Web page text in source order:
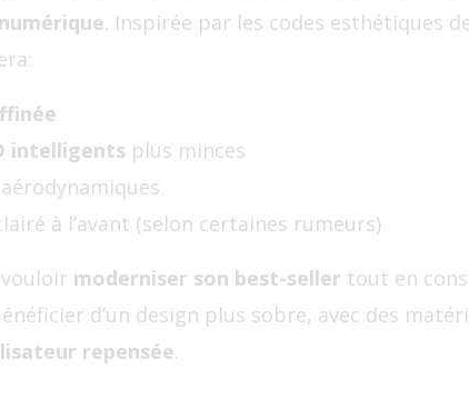
. Inspirée par les codes esthétiques
intelligentsplus minces
à l’avant (selon certaines rumeurs)
moderniser son best-seller tout en
d’un design plus sobre, avec des
repensée.